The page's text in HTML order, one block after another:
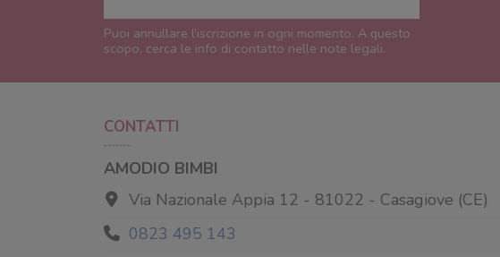
Puoi annullare l'iscrizione in ogni momento. A questo
scopo, cerca le info di contatto nelle note legali.
CONTATTI
AMODIO BIMBI
Via Nazionale Appia 12 - 81022 - Casagiove (CE)
0823 495 143